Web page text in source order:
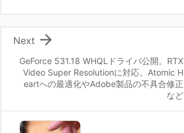
GeForce 531.18 WHQLドライバ公開。RTX
Video Super Resolutionに対応。Atomic H
eartへの最適化やAdobe製品の不具合修正
など

Next